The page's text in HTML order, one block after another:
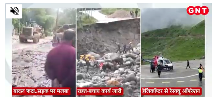
0
of
minutes,
15
seconds